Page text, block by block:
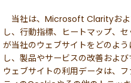
当社は、Microsoft Clarityお
し、行動指標、ヒートマップ、
が当社のウェブサイトをどのよ
し、製品やサービスの改善およ
ウェブサイトの利用データは、